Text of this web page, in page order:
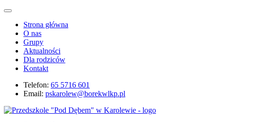
Strona główna
O nas
Grupy
Aktualności
Dla rodziców
Kontakt
Telefon: 65 5716 601
Email: pskarolew@borekwlkp.pl